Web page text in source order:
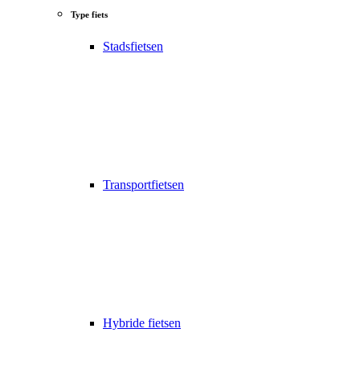
Type fiets
Stadsfietsen
Transportfietsen
Hybride fietsen